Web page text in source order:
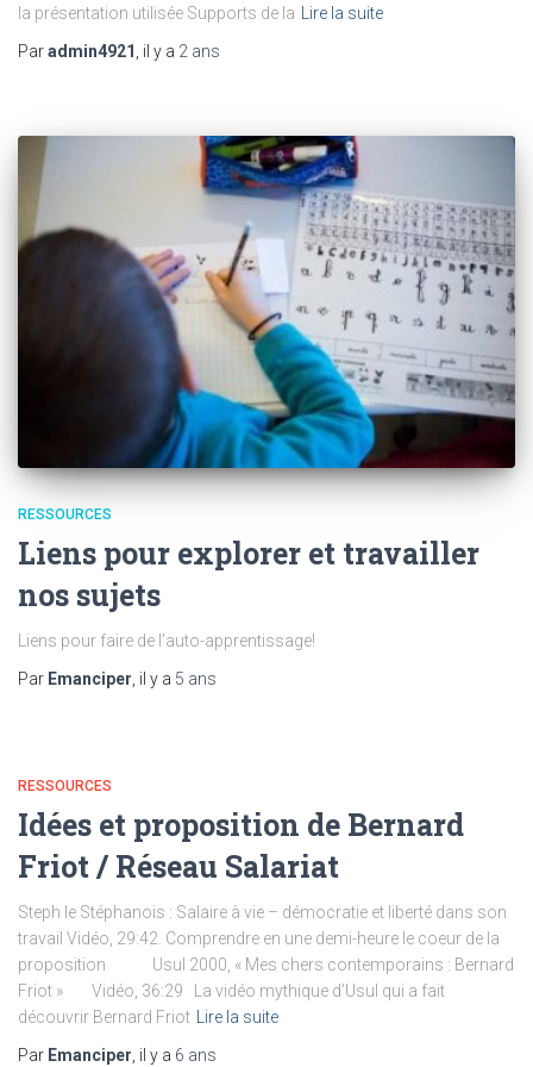
la présentation utilisée Supports de la
Lire la suite
Paradmin4921 , il y a 2 ans
RESSOURCES
Liens pour explorer et travailler
nos sujets
Liens pour faire de l’auto-apprentissage!
Par Emanciper , il y a 5 ans
RESSOURCES
Idées et proposition de Bernard
Friot / Réseau Salariat
Steph le Stéphanois : Salaire à vie – démocratie et liberté dans son
travail Vidéo, 29:42. Comprendre en une demi-heure le coeur de la
proposition Usul 2000, « Mes chers contemporains : Bernard
Friot » Vidéo, 36:29 La vidéo mythique d’Usul qui a fait
découvrir Bernard Friot
Lire la suite
Par Emanciper , il y a 6 ans